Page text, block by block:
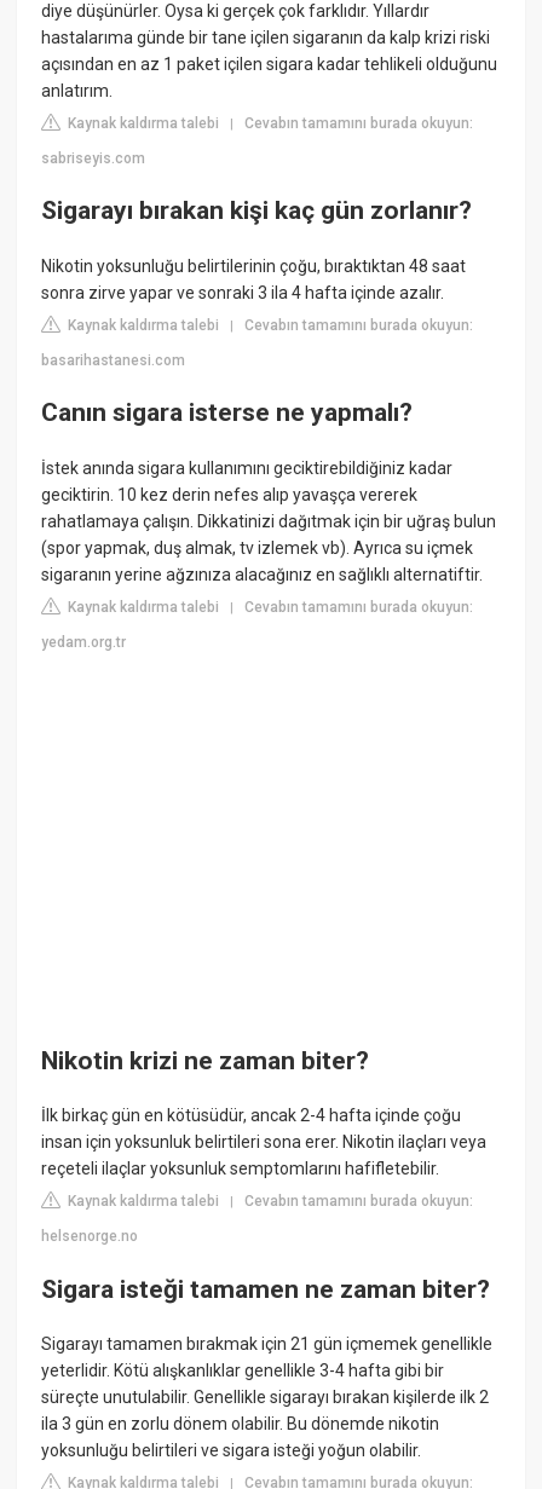
diye düşünürler. Oysa ki gerçek çok farklıdır. Yıllardır
hastalarıma günde bir tane içilen sigaranın da kalp krizi riski
açısından en az 1 paket içilen sigara kadar tehlikeli olduğunu
anlatırım.
Kaynak kaldırma talebi |Cevabın tamamını burada okuyun:
sabriseyis.com
Sigarayı bırakan kişi kaç gün zorlanır?
Nikotin yoksunluğu belirtilerinin çoğu, bıraktıktan 48 saat
sonra zirve yapar ve sonraki 3 ila 4 hafta içinde azalır.
Kaynak kaldırma talebi |Cevabın tamamını burada okuyun:
basarihastanesi.com
Canın sigara isterse ne yapmalı?
İstek anında sigara kullanımını geciktirebildiğiniz kadar
geciktirin. 10 kez derin nefes alıp yavaşça vererek
rahatlamaya çalışın. Dikkatinizi dağıtmak için bir uğraş bulun
(spor yapmak, duş almak, tv izlemek vb). Ayrıca su içmek
sigaranın yerine ağzınıza alacağınız en sağlıklı alternatiftir.
Kaynak kaldırma talebi |Cevabın tamamını burada okuyun:
yedam.org.tr
Nikotin krizi ne zaman biter?
İlk birkaç gün en kötüsüdür, ancak 2-4 hafta içinde çoğu
insan için yoksunluk belirtileri sona erer. Nikotin ilaçları veya
reçeteli ilaçlar yoksunluk semptomlarını hafifletebilir.
Kaynak kaldırma talebi |Cevabın tamamını burada okuyun:
helsenorge.no
Sigara isteği tamamen ne zaman biter?
Sigarayı tamamen bırakmak için 21 gün içmemek genellikle
yeterlidir. Kötü alışkanlıklar genellikle 3-4 hafta gibi bir
süreçte unutulabilir. Genellikle sigarayı bırakan kişilerde ilk 2
ila 3 gün en zorlu dönem olabilir. Bu dönemde nikotin
yoksunluğu belirtileri ve sigara isteği yoğun olabilir.
Kaynak kaldırma talebi |Cevabın tamamını burada okuyun: